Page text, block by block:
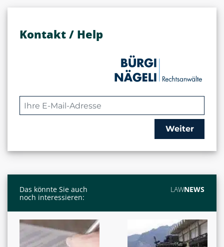
Kontakt / Help
Weiter
Das könnte Sie auch
noch interessieren:
LAWNEWS